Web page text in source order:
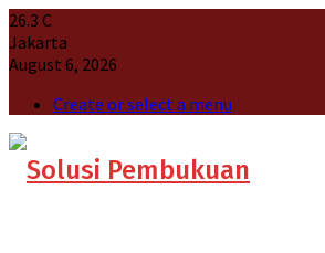
26.3 C
Jakarta
August 6, 2026
Create or select a menu